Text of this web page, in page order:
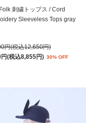
刺繍トップス / Cord
Sleeveless Tops gray
円(税込12,650円)
(税込8,855円) 30% OFF